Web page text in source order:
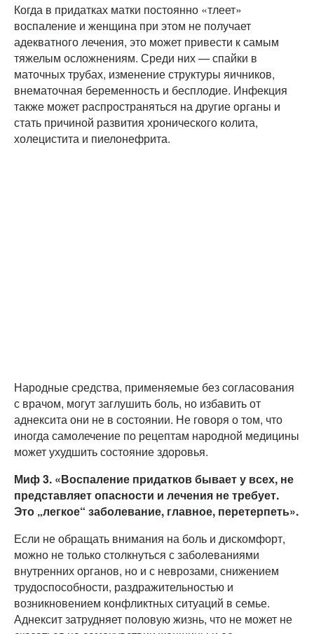
Когда в придатках матки постоянно «тлеет»
воспаление и женщина при этом не получает
адекватного лечения, это может привести к самым
тяжелым осложнениям. Среди них — спайки в
маточных трубах, изменение структуры яичников,
внематочная беременность и бесплодие. Инфекция
также может распространяться на другие органы и
стать причиной развития хронического колита,
холецистита и пиелонефрита.
Народные средства, применяемые без согласования
с врачом, могут заглушить боль, но избавить от
аднексита они не в состоянии. Не говоря о том, что
иногда самолечение по рецептам народной медицины
может ухудшить состояние здоровья.
Миф 3. «Воспаление придатков бывает у всех, не
представляет опасности и лечения не требует.
Это „легкое“ заболевание, главное, перетерпеть».
Если не обращать внимания на боль и дискомфорт,
можно не только столкнуться с заболеваниями
внутренних органов, но и с неврозами, снижением
трудоспособности, раздражительностью и
возникновением конфликтных ситуаций в семье.
Аднексит затрудняет половую жизнь, что не может не